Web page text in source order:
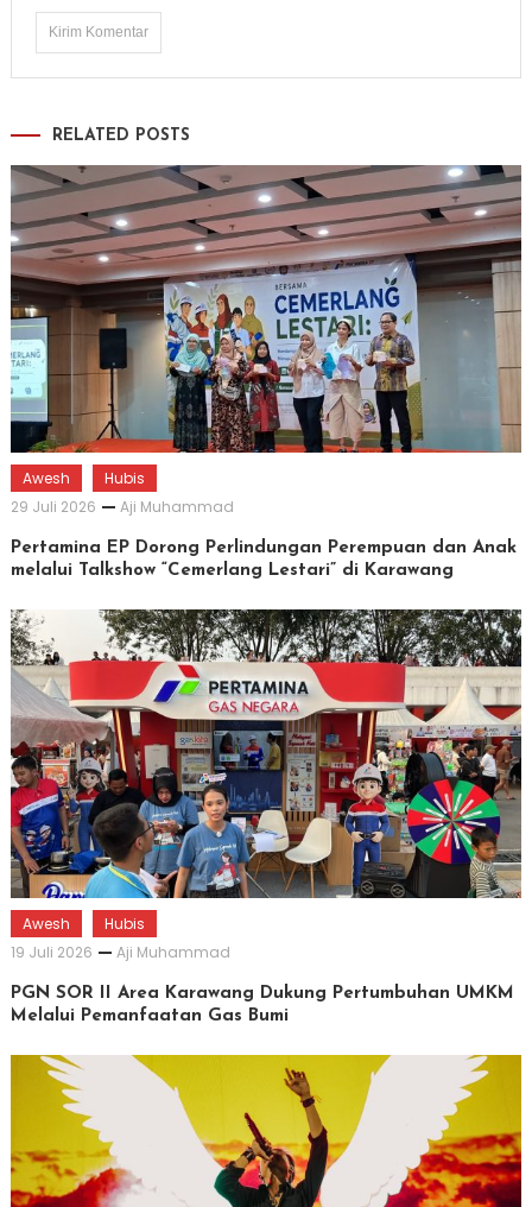
RELATED POSTS
Awesh
Hubis
29 Juli 2026
Aji Muhammad
Pertamina EP Dorong Perlindungan Perempuan dan Anak
melalui Talkshow “Cemerlang Lestari” di Karawang
Awesh
Hubis
19 Juli 2026
Aji Muhammad
PGN SOR II Area Karawang Dukung Pertumbuhan UMKM
Melalui Pemanfaatan Gas Bumi